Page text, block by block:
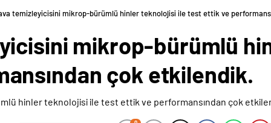
temizleyicisini mikrop-bürümlü hinler teknolojisi ile test ettik ve
mikrop-bürümlü
çok etkilendik.